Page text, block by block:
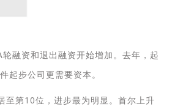
融资和退出融资开始增加。去年，起
起步公司更需要资本。
至第10位，进步最为明显。首尔上升